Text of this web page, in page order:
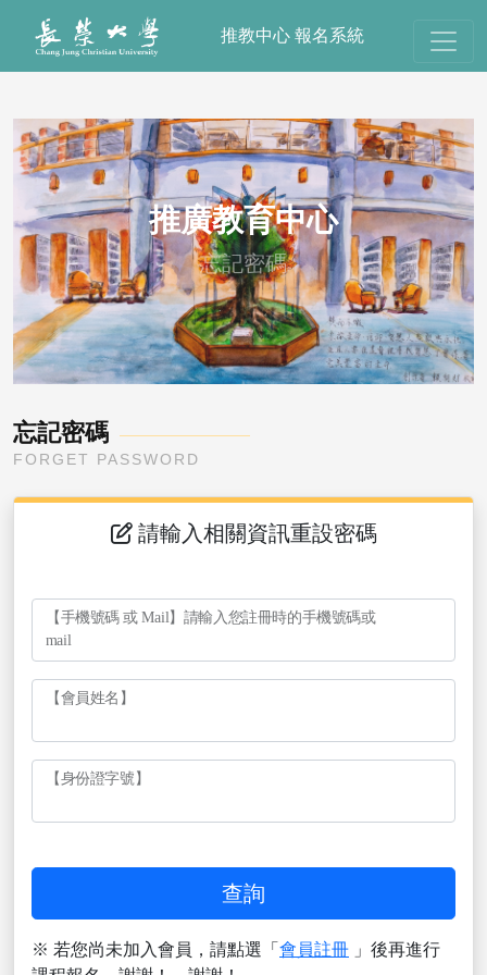
推教中心 報名系統
推廣教育中心
忘記密碼
忘記密碼
FORGET PASSWORD
請輸入相關資訊重設密碼
【手機號碼 或 Mail】請輸入您註冊時的手機號碼或
mail
【會員姓名】
【身份證字號】
※ 若您尚未加入會員，請點選「 會員註冊 」後再進行